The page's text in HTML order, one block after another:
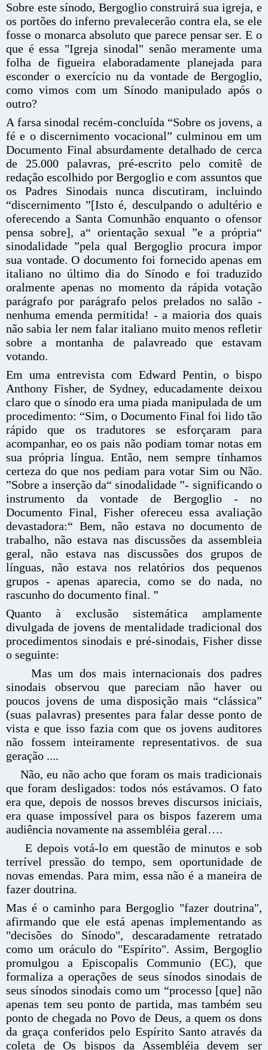
Sobre este sínodo, Bergoglio construirá sua igreja, e
os portões do inferno prevalecerão contra ela, se ele
fosse o monarca absoluto que parece pensar ser. E o
que é essa "Igreja sinodal" senão meramente uma
folha de figueira elaboradamente planejada para
esconder o exercício nu da vontade de Bergoglio,
como vimos com um Sínodo manipulado após o
outro?
A farsa sinodal recém-concluída “Sobre os jovens, a
fé e o discernimento vocacional” culminou em um
Documento Final absurdamente detalhado de cerca
de 25.000 palavras, pré-escrito pelo comitê de
redação escolhido por Bergoglio e com assuntos que
os Padres Sinodais nunca discutiram, incluindo
“discernimento ”[Isto é, desculpando o adultério e
oferecendo a Santa Comunhão enquanto o ofensor
pensa sobre], a“ orientação sexual ”e a própria“
sinodalidade ”pela qual Bergoglio procura impor
sua vontade. O documento foi fornecido apenas em
italiano no último dia do Sínodo e foi traduzido
oralmente apenas no momento da rápida votação
parágrafo por parágrafo pelos prelados no salão -
nenhuma emenda permitida! - a maioria dos quais
não sabia ler nem falar italiano muito menos refletir
sobre a montanha de palavreado que estavam
votando.
Em uma entrevista com Edward Pentin, o bispo
Anthony Fisher, de Sydney, educadamente deixou
claro que o sínodo era uma piada manipulada de um
procedimento: “Sim, o Documento Final foi lido tão
rápido que os tradutores se esforçaram para
acompanhar, eo os pais não podiam tomar notas em
sua própria língua. Então, nem sempre tínhamos
certeza do que nos pediam para votar Sim ou Não.
”Sobre a inserção da“ sinodalidade ”- significando o
instrumento da vontade de Bergoglio - no
Documento Final, Fisher ofereceu essa avaliação
devastadora:“ Bem, não estava no documento de
trabalho, não estava nas discussões da assembleia
geral, não estava nas discussões dos grupos de
línguas, não estava nos relatórios dos pequenos
grupos - apenas aparecia, como se do nada, no
rascunho do documento final. ”
Quanto à exclusão sistemática amplamente
divulgada de jovens de mentalidade tradicional dos
procedimentos sinodais e pré-sinodais, Fisher disse
o seguinte:
Mas um dos mais internacionais dos padres
sinodais observou que pareciam não haver ou
poucos jovens de uma disposição mais “clássica”
(suas palavras) presentes para falar desse ponto de
vista e que isso fazia com que os jovens auditores
não fossem inteiramente representativos. de sua
geração ....
Não, eu não acho que foram os mais tradicionais
que foram desligados: todos nós estávamos. O fato
era que, depois de nossos breves discursos iniciais,
era quase impossível para os bispos fazerem uma
audiência novamente na assembléia geral….
E depois votá-lo em questão de minutos e sob
terrível pressão do tempo, sem oportunidade de
novas emendas. Para mim, essa não é a maneira de
fazer doutrina.
Mas é o caminho para Bergoglio "fazer doutrina",
afirmando que ele está apenas implementando as
"decisões do Sínodo", descaradamente retratado
como um oráculo do "Espírito". Assim, Bergoglio
promulgou a Episcopalis Communio (EC), que
formaliza a operações de seus sínodos sinodais de
seus sínodos sinodais como um “processo [que] não
apenas tem seu ponto de partida, mas também seu
ponto de chegada no Povo de Deus, a quem os dons
da graça conferidos pelo Espírito Santo através da
coleta de Os bispos da Assembléia devem ser